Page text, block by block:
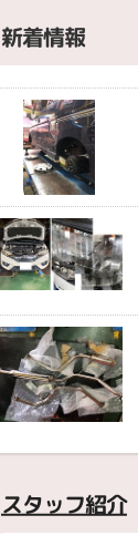
2024年8月23日
2023年4月25日
2022年8月1日
2022年7月31日
2022年7月21日
新着情報
スタッフ紹介